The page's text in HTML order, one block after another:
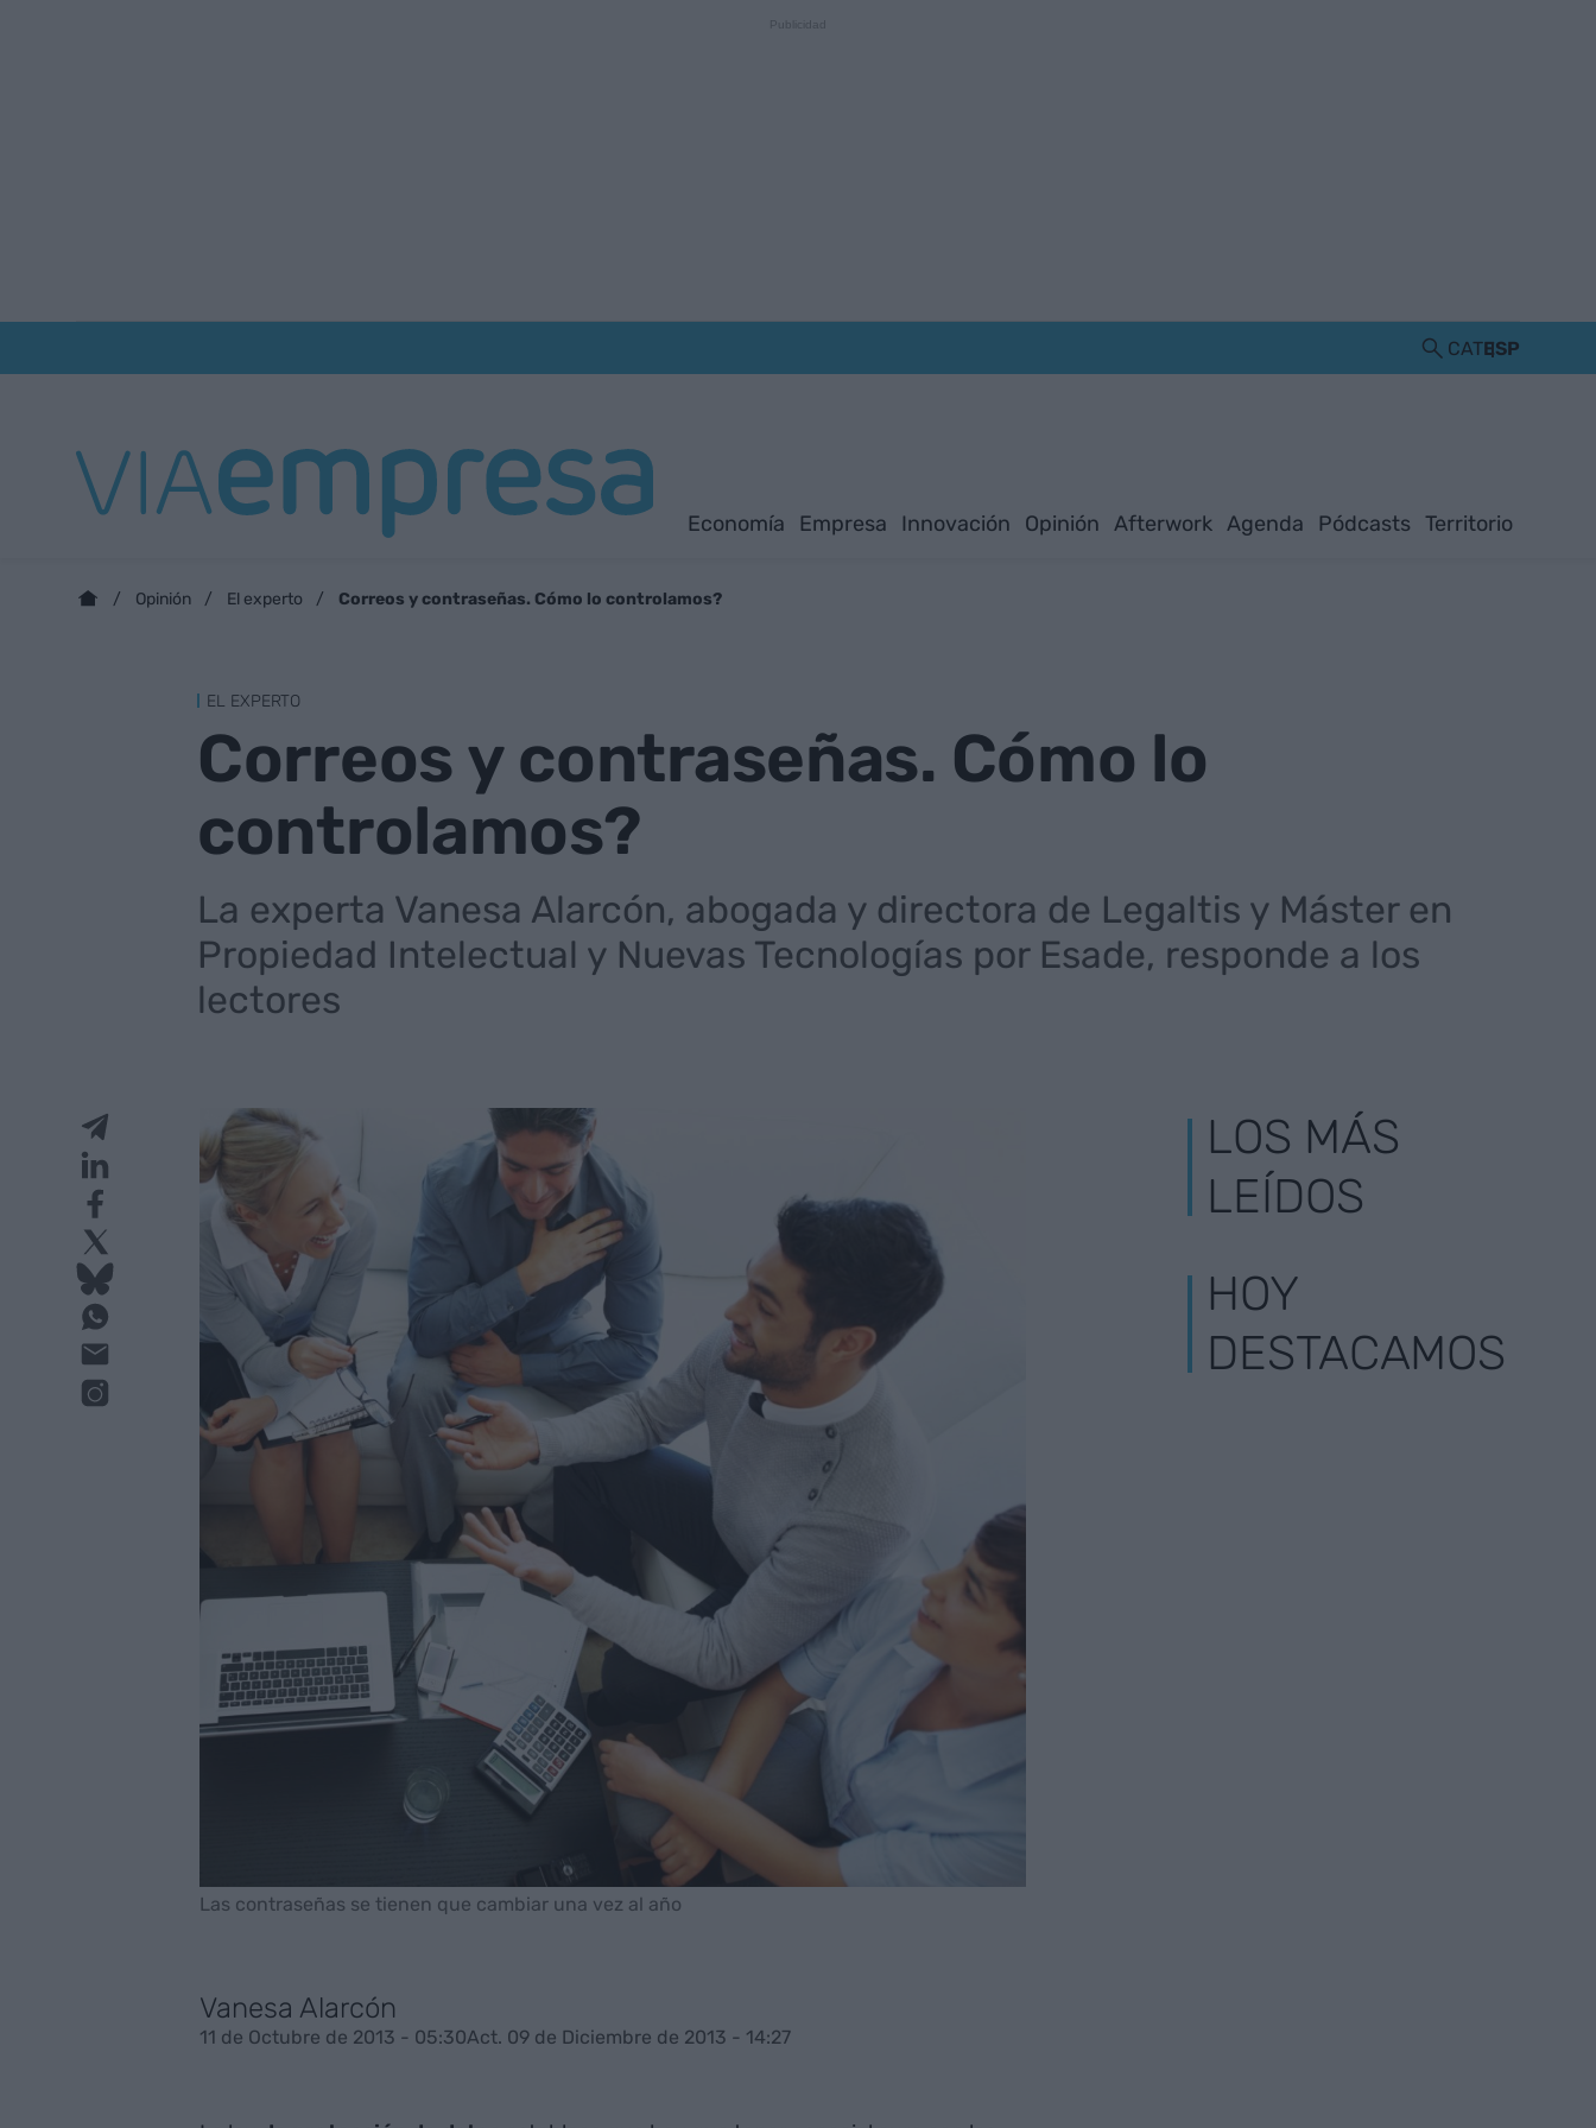
CATESP
Economía Empresa Innovación Opinión Afterwork Agenda Pódcasts Territorio
Opinión El experto Correos y contraseñas. Cómo lo controlamos?
EL EXPERTO
Correos y contraseñas. Cómo lo
controlamos?
La experta Vanesa Alarcón, abogada y directora de Legaltis y Máster en
Propiedad Intelectual y Nuevas Tecnologías por Esade, responde a los
lectores
Las contraseñas se tienen que cambiar una vez al año
Vanesa Alarcón
11 de Octubre de 2013 - 05:30Act. 09 de Diciembre de 2013 - 14:27
LOS MÁS
LEÍDOS
HOY
DESTACAMOS